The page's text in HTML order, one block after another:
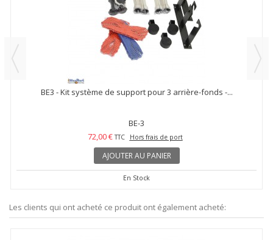
BE3 - Kit système de support pour 3 arrière-fonds -...
BE-3
72,00 € TTC Hors frais de port
AJOUTER AU PANIER
En Stock
Les clients qui ont acheté ce produit ont également acheté: